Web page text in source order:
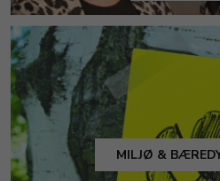
MILJØ &